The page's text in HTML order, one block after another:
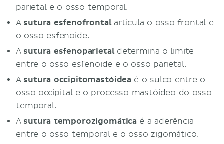
parietal e o osso temporal.
A sutura esfenofrontalarticula o osso frontal e
o osso esfenoide.
A sutura esfenoparietaldetermina o limite
entre o osso esfenoide e o osso parietal.
A sutura occipitomastóidea é o sulco entre o
osso occipital e o processo mastóideo do osso
temporal.
A sutura temporozigomática é a aderência
entre o osso temporal e o osso zigomático.